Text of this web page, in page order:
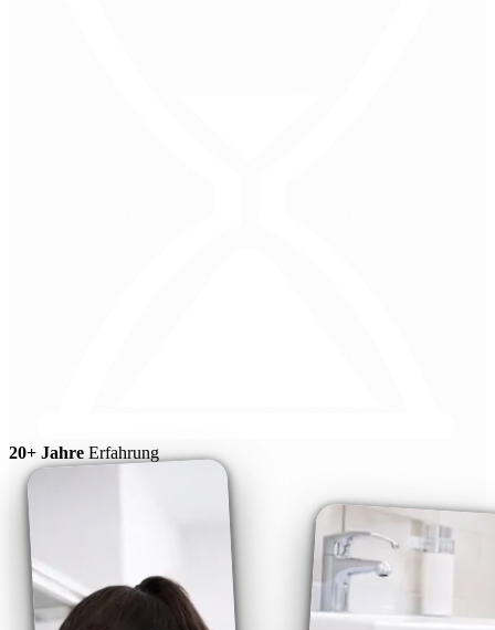
20+ Jahre Erfahrung